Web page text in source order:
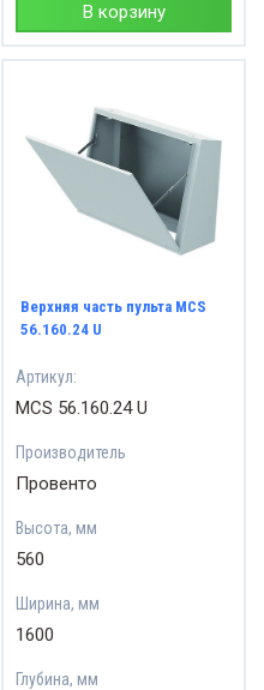
В корзину
Верхняя часть пульта MCS
56.160.24 U
Артикул:
MCS 56.160.24 U
Производитель
Провенто
Высота, мм
560
Ширина, мм
1600
Глубина, мм